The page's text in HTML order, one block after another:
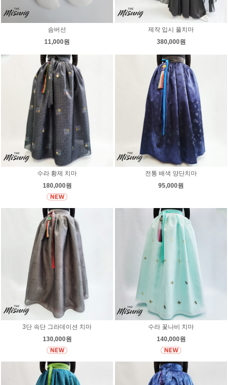
솜버선
11,000원
제작 입시 풀치마
380,000원
수라 황제 치마
180,000원
전통 배색 양단치마
95,000원
3단 속단 그라데이션 치마
130,000원
수라 꽃나비 치마
140,000원